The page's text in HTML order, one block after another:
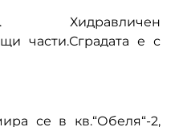
Хидравличен
части.Сградата е с
се в кв.“Обеля“-2,